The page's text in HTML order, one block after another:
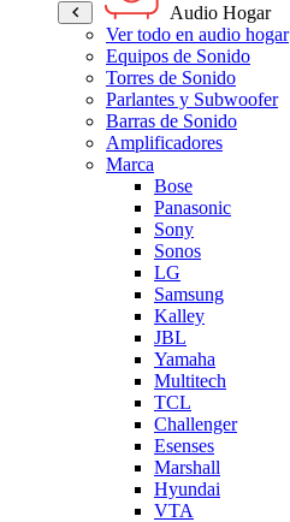
Audio Hogar
Ver todo en audio hogar
Equipos de Sonido
Torres de Sonido
Parlantes y Subwoofer
Barras de Sonido
Amplificadores
Marca
Bose
Panasonic
Sony
Sonos
LG
Samsung
Kalley
JBL
Yamaha
Multitech
TCL
Challenger
Esenses
Marshall
Hyundai
VTA